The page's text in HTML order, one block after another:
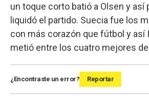
un toque corto batió a Olsen y así
liquidó el partido. Suecia fue los
con más corazón que fútbol y así
metió entre los cuatro mejores
¿Encontraste un error? Reportar